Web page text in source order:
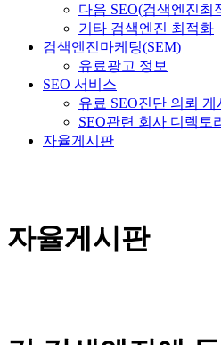
다음 SEO(검색엔진최
기타 검색엔진 최적화
검색엔진마케팅(SEM)
유료광고 정보
SEO 서비스
유료 SEO진단 의뢰 게
SEO관련 회사 디렉토
자율게시판
자율게시판